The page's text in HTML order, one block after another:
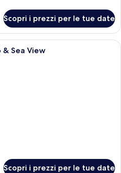
Scopri i prezzi per le tue date
Una stanza con un letto, una
& Sea View
Scopri i prezzi per le tue date